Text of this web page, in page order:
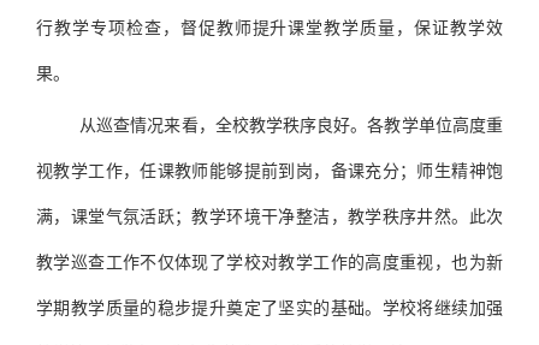
行教学专项检查，督促教师提升课堂教学质量，保证教学效
果。
从巡查情况来看，全校教学秩序良好。各教学单位高度重
视教学工作，任课教师能够提前到岗，备课充分；师生精神饱
满，课堂气氛活跃；教学环境干净整洁，教学秩序井然。此次
教学巡查工作不仅体现了学校对教学工作的高度重视，也为新
学期教学质量的稳步提升奠定了坚实的基础。学校将继续加强